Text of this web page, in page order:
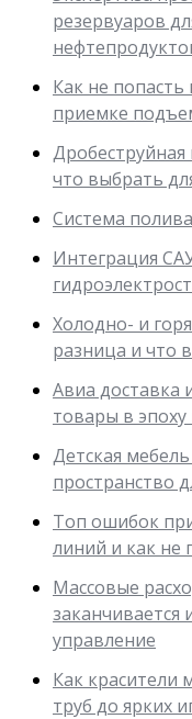
резервуаров
Как не
приемке
Дробеструйная
что выбрать
Система
Интеграция
Холодно- и
разница и что
Авиа доставка
товары в эпоху
Детская
пространство
Топ ошибок
линий и как не
Массовые
заканчивается
управление
Как красители
труб до ярких